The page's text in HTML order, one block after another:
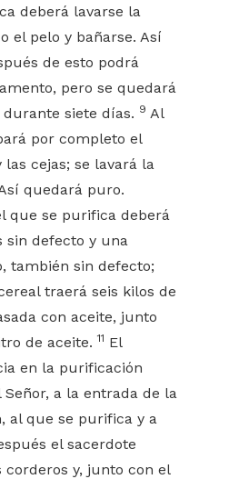
deberá lavarse la
el pelo y bañarse. Así
de esto podrá
pero se quedará
siete días. 9 Al
por completo el
cejas; se lavará la
quedará puro.
que se purifica deberá
sin defecto y una
también sin defecto;
traerá seis kilos de
con aceite, junto
de aceite.11 El
en la purificación
a la entrada de la
al que se purifica y a
el sacerdote
y, junto con el